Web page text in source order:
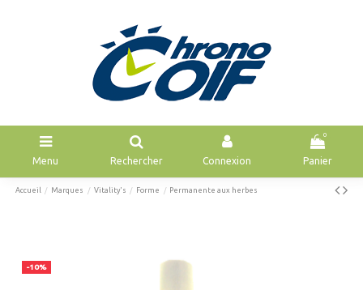
Menu Rechercher Connexion
0
Panier
Accueil Marques Vitality's Forme Permanente aux herbes
-10%